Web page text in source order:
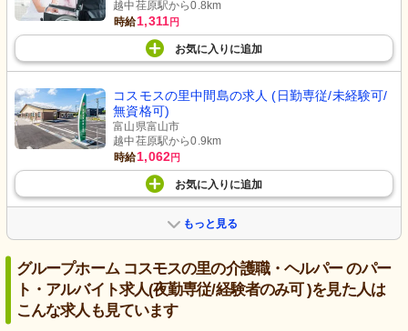
越中荏原駅から0.8km
時給1,311円
お気に入り に追加
コスモスの里中間島の求人 (日勤専従/未経験可/
無資格可)
富山県富山市
越中荏原駅から0.9km
時給1,062円
お気に入り に追加
もっと見る
グループホーム コスモスの里の介護職・ヘルパー のパー
ト・アルバイト求人(夜勤専従/経験者のみ可 )を見た人は
こんな求人も見ています